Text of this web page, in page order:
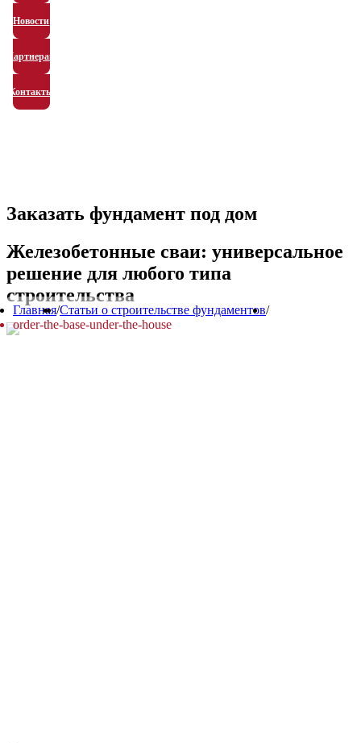
Новости
Партнерам
Контакты
Главная/Статьи о строительстве фундаментов/
order-the-base-under-the-house
Заказать фундамент под дом
Железобетонные сваи: универсальное
решение для любого типа
строительства